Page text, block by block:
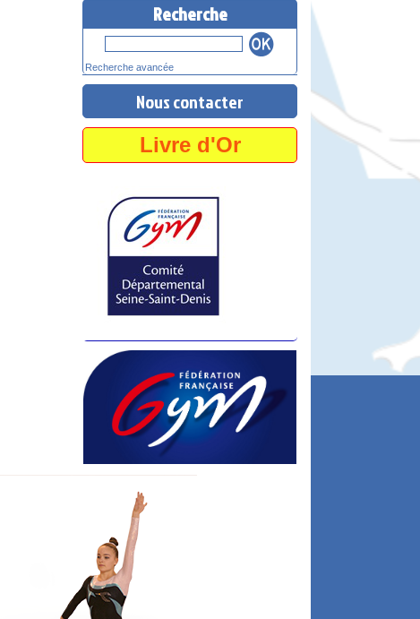
Recherche
Recherche avancée
Nous contacter
Livre d'Or